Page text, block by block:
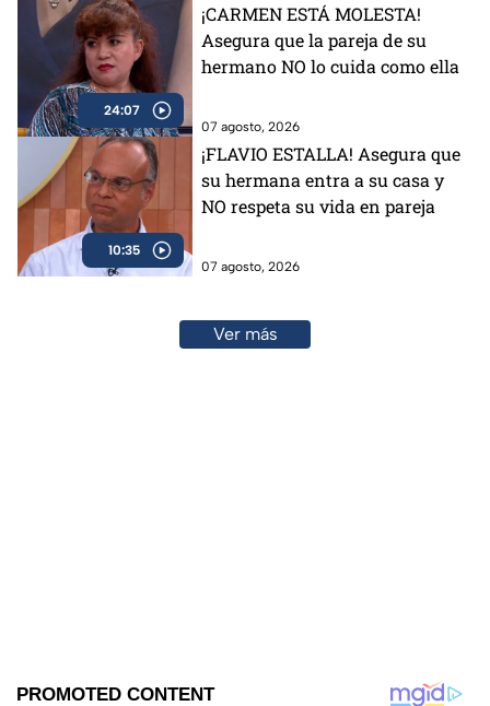
24:07
¡CARMEN ESTÁ MOLESTA!
Asegura que la pareja de su
hermano NO lo cuida como ella
07 agosto, 2026
10:35
¡FLAVIO ESTALLA! Asegura que
su hermana entra a su casa y
NO respeta su vida en pareja
07 agosto, 2026
Ver más